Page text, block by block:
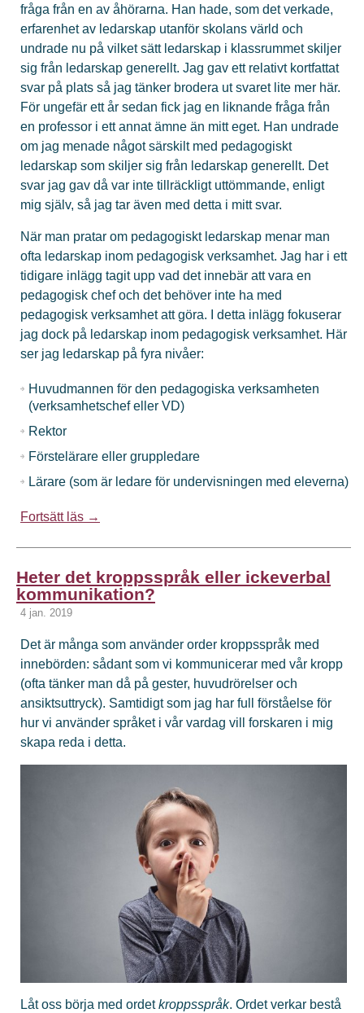
fråga från en av åhörarna. Han hade, som det verkade,
erfarenhet av ledarskap utanför skolans värld och
undrade nu på vilket sätt ledarskap i klassrummet skiljer
sig från ledarskap generellt. Jag gav ett relativt kortfattat
svar på plats så jag tänker brodera ut svaret lite mer här.
För ungefär ett år sedan fick jag en liknande fråga från
en professor i ett annat ämne än mitt eget. Han undrade
om jag menade något särskilt med pedagogiskt
ledarskap som skiljer sig från ledarskap generellt. Det
svar jag gav då var inte tillräckligt uttömmande, enligt
mig själv, så jag tar även med detta i mitt svar.
När man pratar om pedagogiskt ledarskap menar man
ofta ledarskap inom pedagogisk verksamhet. Jag har i ett
tidigare inlägg tagit upp vad det innebär att vara en
pedagogisk chef och det behöver inte ha med
pedagogisk verksamhet att göra. I detta inlägg fokuserar
jag dock på ledarskap inom pedagogisk verksamhet. Här
ser jag ledarskap på fyra nivåer:
Huvudmannen för den pedagogiska verksamheten
(verksamhetschef eller VD)
Rektor
Förstelärare eller gruppledare
Lärare (som är ledare för undervisningen med eleverna)
Fortsätt läs →
Heter det kroppsspråk eller ickeverbal
kommunikation?
4 jan. 2019
Det är många som använder order kroppsspråk med
innebörden: sådant som vi kommunicerar med vår kropp
(ofta tänker man då på gester, huvudrörelser och
ansiktsuttryck). Samtidigt som jag har full förståelse för
hur vi använder språket i vår vardag vill forskaren i mig
skapa reda i detta.
Låt oss börja med ordetkroppsspråk. Ordet verkar bestå